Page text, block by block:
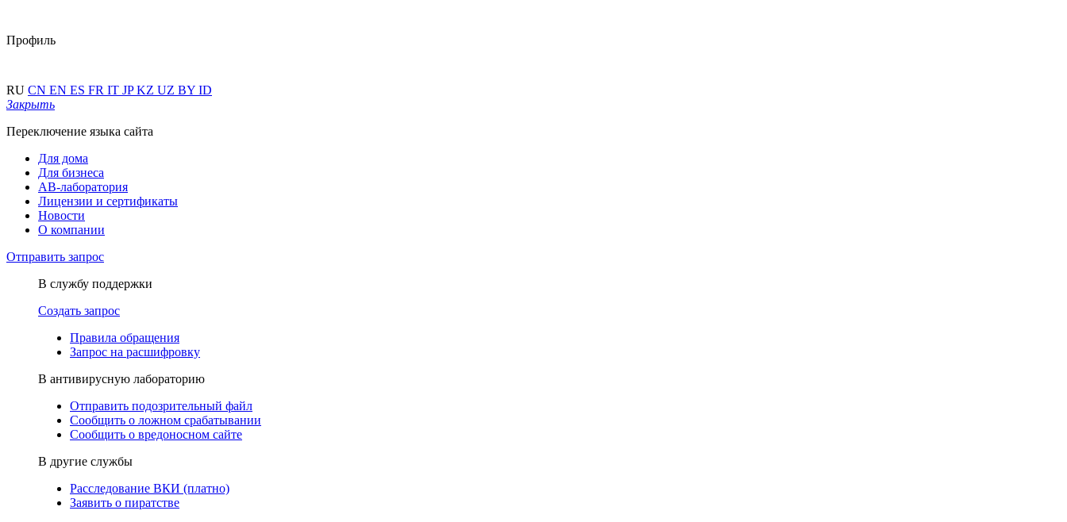
Профиль
RU CN EN ES FR IT JPKZ UZ BY ID
Закрыть
Переключение языка сайта
Для дома
Для бизнеса
АВ-лаборатория
Лицензии и сертификаты
Новости
О компании
Отправить запрос
В службу поддержки
Создать запрос
Правила обращения
Запрос на расшифровку
В антивирусную лабораторию
Отправить подозрительный файл
Сообщить о ложном срабатывании
Сообщить о вредоносном сайте
В другие службы
Расследование ВКИ (платно)
Заявить о пиратстве